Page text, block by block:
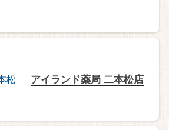
アイランド薬局 二本松店